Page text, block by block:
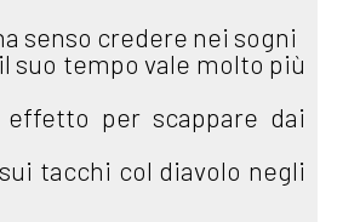
senso credere nei sogni
suo tempo vale molto più
per scappare dai
tacchi col diavolo negli